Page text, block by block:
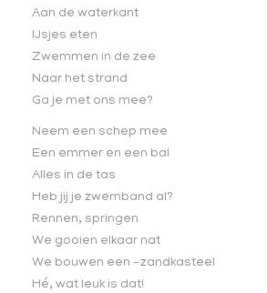
Aan de waterkant
IJsjes eten
Zwemmen in de zee
Naar het strand
Ga je met ons mee?
Neem een schep mee
Een emmer en een bal
Alles in de tas
Heb jij je zwemband al?
Rennen, springen
We gooien elkaar nat
We bouwen een -zandkasteel
Hé, wat leuk is dat!